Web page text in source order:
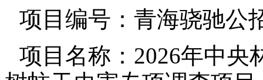
项目编号：青海骁驰公
项目名称：2026年中央